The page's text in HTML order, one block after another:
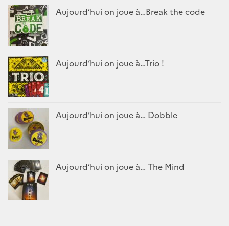
Aujourd’hui on joue à…Break the code
Aujourd’hui on joue à…Trio !
Aujourd’hui on joue à… Dobble
Aujourd’hui on joue à… The Mind